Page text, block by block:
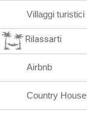
Villaggi turistici
Rilassarti
Airbnb
Country House